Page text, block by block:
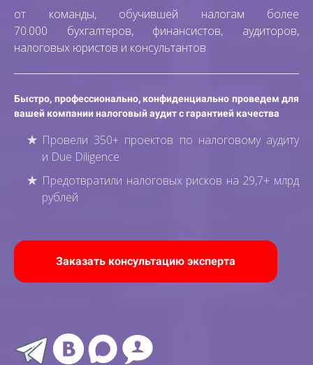
от команды, обучившей налогам более
70.000 бухгалтеров, финансистов, аудиторов,
налоговых юристов и консультантов
Быстро, профессионально, конфиденциально проведем для
вашей компании налоговый аудит с гарантией качества
Провели 350+ проектов по налоговому аудиту
и Due Diligence
Предотвратили налоговых рисков на 29,7+ млрд
рублей
Заказать консультацию эксперта